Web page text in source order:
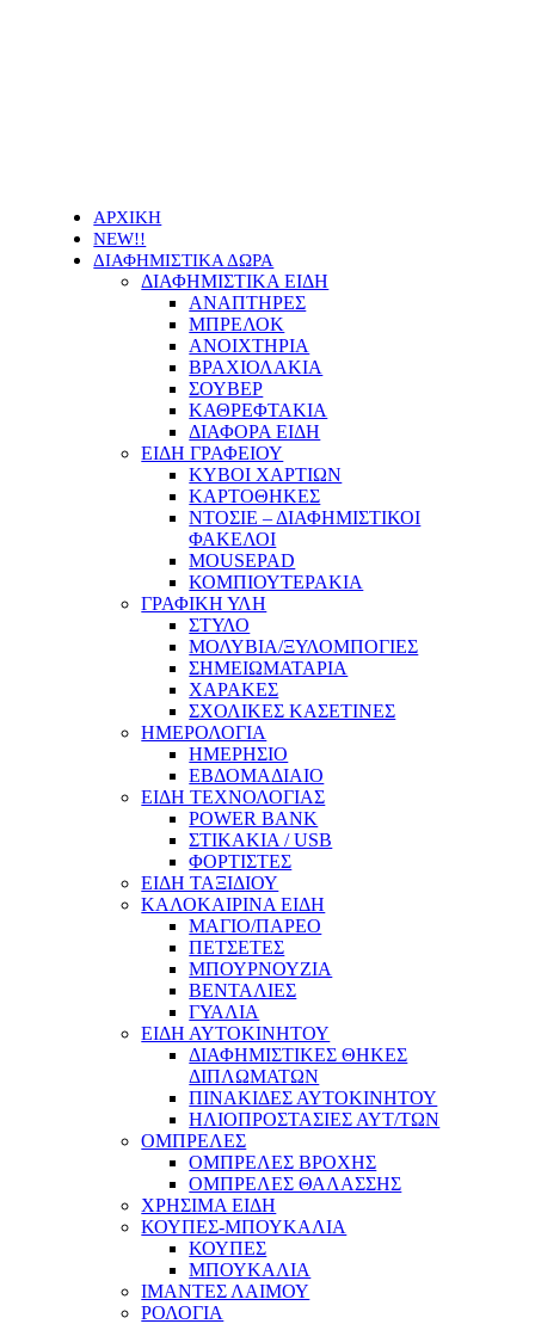
ΑΡΧΙΚΗ
NEW!!
ΔΙΑΦΗΜΙΣΤΙΚΑ ΔΩΡΑ
ΔΙΑΦΗΜΙΣΤΙΚΑ ΕΙΔΗ
ΑΝΑΠΤΗΡΕΣ
ΜΠΡΕΛΟΚ
ΑΝΟΙΧΤΗΡΙΑ
ΒΡΑΧΙΟΛΑΚΙΑ
ΣΟΥΒΕΡ
ΚΑΘΡΕΦΤΑΚΙΑ
ΔΙΑΦΟΡΑ ΕΙΔΗ
ΕΙΔΗ ΓΡΑΦΕΙΟΥ
ΚΥΒΟΙ ΧΑΡΤΙΩΝ
ΚΑΡΤΟΘΗΚΕΣ
ΝΤΟΣΙΕ – ΔΙΑΦΗΜΙΣΤΙΚΟΙ
ΦΑΚΕΛΟΙ
MOUSEPAD
ΚΟΜΠΙΟΥΤΕΡΑΚΙΑ
ΓΡΑΦΙΚΗ ΥΛΗ
ΣΤΥΛΟ
ΜΟΛΥΒΙΑ/ΞΥΛΟΜΠΟΓΙΕΣ
ΣΗΜΕΙΩΜΑΤΑΡΙΑ
ΧΑΡΑΚΕΣ
ΣΧΟΛΙΚΕΣ ΚΑΣΕΤΙΝΕΣ
ΗΜΕΡΟΛΟΓΙΑ
ΗΜΕΡΗΣΙΟ
ΕΒΔΟΜΑΔΙΑΙΟ
ΕΙΔΗ ΤΕΧΝΟΛΟΓΙΑΣ
POWER BANK
ΣΤΙΚΑΚΙΑ / USB
ΦΟΡΤΙΣΤΕΣ
ΕΙΔΗ ΤΑΞΙΔΙΟΥ
ΚΑΛΟΚΑΙΡΙΝΑ ΕΙΔΗ
ΜΑΓΙΟ/ΠΑΡΕΟ
ΠΕΤΣΕΤΕΣ
ΜΠΟΥΡΝΟΥΖΙΑ
ΒΕΝΤΑΛΙΕΣ
ΓΥΑΛΙΑ
ΕΙΔΗ ΑΥΤΟΚΙΝΗΤΟΥ
ΔΙΑΦΗΜΙΣΤΙΚΕΣ ΘΗΚΕΣ
ΔΙΠΛΩΜΑΤΩΝ
ΠΙΝΑΚΙΔΕΣ ΑΥΤΟΚΙΝΗΤΟΥ
ΗΛΙΟΠΡΟΣΤΑΣΙΕΣ ΑΥΤ/ΤΩΝ
ΟΜΠΡΕΛΕΣ
ΟΜΠΡΕΛΕΣ ΒΡΟΧΗΣ
ΟΜΠΡΕΛΕΣ ΘΑΛΑΣΣΗΣ
ΧΡΗΣΙΜΑ ΕΙΔΗ
ΚΟΥΠΕΣ-ΜΠΟΥΚΑΛΙΑ
ΚΟΥΠΕΣ
ΜΠΟΥΚΑΛΙΑ
ΙΜΑΝΤΕΣ ΛΑΙΜΟΥ
ΡΟΛΟΓΙΑ